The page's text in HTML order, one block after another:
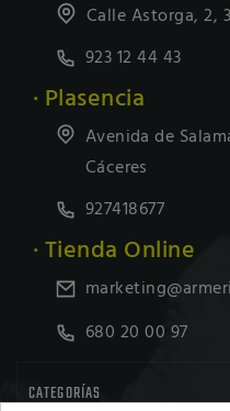
Calle Astorga, 2,
923 12 44 43
· Plasencia
Avenida de
Cáceres
927418677
· Tienda Online
680 20 00 97
CATEGORÍAS